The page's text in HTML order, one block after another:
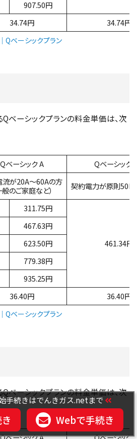
907.50円
34.74円 34.74円
Qベーシックプラン
ベーシックプランの料金単価は、次
Qベーシック A Qベーシック
流が20A～60Aの方
般のご家庭など）
契約電力が原則
311.75円
461.34円
467.63円
623.50円
779.38円
935.25円
36.40円 36.40円
Qベーシックプラン
ベーシックプランの料金単価は、次
手続きはでんきガス.netまで
Webで手続き